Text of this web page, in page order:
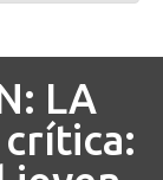
LA
crítica: